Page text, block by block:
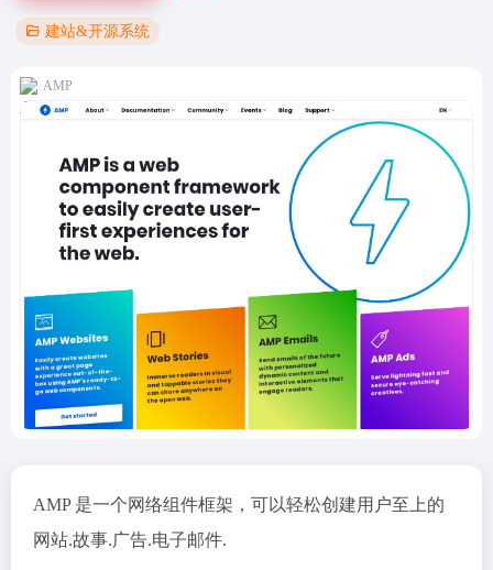
建站&开源系统
AMP
AMP 是一个网络组件框架，可以轻松创建用户至上的
网站.故事.广告.电子邮件.